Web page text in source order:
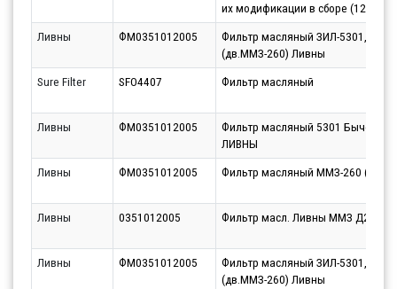
их модификации в сборе (12шт/уп)
Ливны
ФМ0351012005
Фильтр масляный ЗИЛ-5301,МАЗ-
(дв.ММЗ-260) Ливны
Sure Filter
SFO4407 Фильтр масляный
Ливны ФМ0351012005
Фильтр масляный 5301 Бычок
ЛИВНЫ
Ливны
ФМ0351012005 Фильтр масляный ММЗ-260
Ливны 0351012005 Фильтр масл. Ливны ММЗ Д260
Ливны ФМ0351012005
Фильтр масляный ЗИЛ-5301,МАЗ-
(дв.ММЗ-260) Ливны